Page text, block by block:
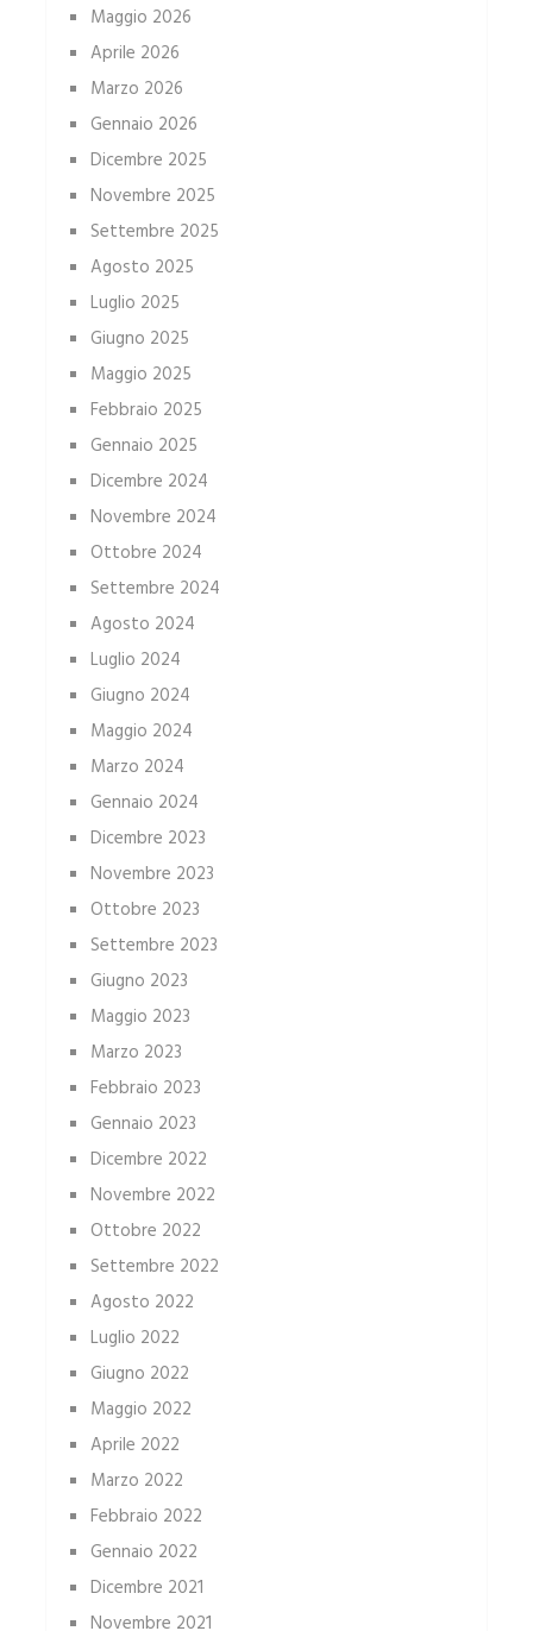
Maggio 2026
Aprile 2026
Marzo 2026
Gennaio 2026
Dicembre 2025
Novembre 2025
Settembre 2025
Agosto 2025
Luglio 2025
Giugno 2025
Maggio 2025
Febbraio 2025
Gennaio 2025
Dicembre 2024
Novembre 2024
Ottobre 2024
Settembre 2024
Agosto 2024
Luglio 2024
Giugno 2024
Maggio 2024
Marzo 2024
Gennaio 2024
Dicembre 2023
Novembre 2023
Ottobre 2023
Settembre 2023
Giugno 2023
Maggio 2023
Marzo 2023
Febbraio 2023
Gennaio 2023
Dicembre 2022
Novembre 2022
Ottobre 2022
Settembre 2022
Agosto 2022
Luglio 2022
Giugno 2022
Maggio 2022
Aprile 2022
Marzo 2022
Febbraio 2022
Gennaio 2022
Dicembre 2021
Novembre 2021